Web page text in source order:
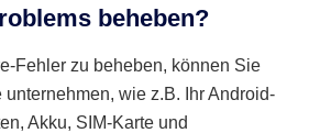
beheben?
Fehler zu beheben, können Sie
wie z.B. Ihr Android-
Akku, SIM-Karte und